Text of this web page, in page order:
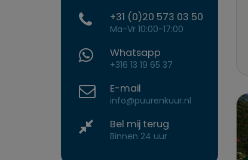
+31 (0)20 573 03 50
Ma-Vr 10:00-17:00
Whatsapp
+316 13 19 65 37
E-mail
info@puurenkuur.nl
Bel mij terug
Binnen 24 uur